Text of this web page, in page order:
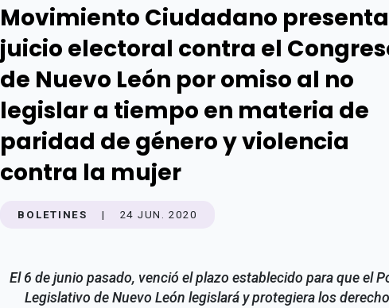
Movimiento Ciudadano presenta
juicio electoral contra el
de Nuevo León por omiso al no
legislar a tiempo en materia de
paridad de género y violencia
contra la mujer
BOLETINES | 24 JUN. 2020
El 6 de junio pasado, venció el plazo establecido para que el
Legislativo de Nuevo León legislará y protegiera los